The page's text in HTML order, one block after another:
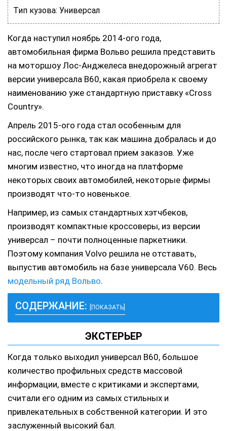
Тип кузова: Универсал
Когда наступил ноябрь 2014-ого года,
автомобильная фирма Вольво решила представить
на моторшоу Лос-Анджелеса внедорожный агрегат
версии универсала В60, какая приобрела к своему
наименованию уже стандартную приставку «Cross
Country».
Апрель 2015-ого года стал особенным для
российского рынка, так как машина добралась и до
нас, после чего стартовал прием заказов. Уже
многим известно, что иногда на платформе
некоторых своих автомобилей, некоторые фирмы
производят что-то новенькое.
Например, из самых стандартных хэтчбеков,
производят компактные кроссоверы, из версии
универсал – почти полноценные паркетники.
Поэтому компания Volvo решила не отставать,
выпустив автомобиль на базе универсала V60. Весь
модельный ряд Вольво.
СОДЕРЖАНИЕ: [ПОКАЗАТЬ]
ЭКСТЕРЬЕР
Когда только выходил универсал В60, большое
количество профильных средств массовой
информации, вместе с критиками и экспертами,
считали его одним из самых стильных и
привлекательных в собственной категории. И это
заслуженный высокий бал.